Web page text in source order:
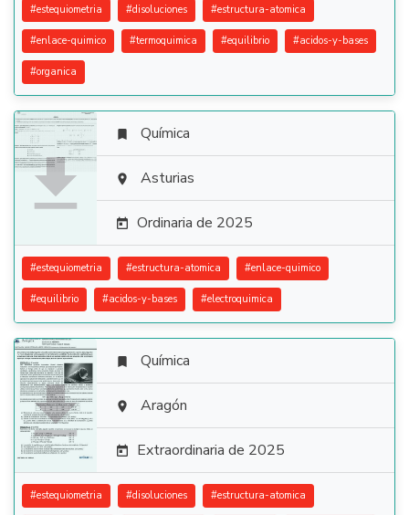
#estequiometria #disoluciones #estructura-atomica
#enlace-quimico #termoquimica #equilibrio #acidos-y-bases
#organica

 Química
 Asturias
 Ordinaria de 2025
#estequiometria #estructura-atomica #enlace-quimico
#equilibrio #acidos-y-bases #electroquimica

 Química
 Aragón
 Extraordinaria de 2025
#estequiometria #disoluciones #estructura-atomica